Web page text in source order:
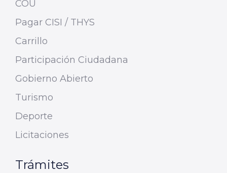
COU
Pagar CISI / THYS
Carrillo
Participación Ciudadana
Gobierno Abierto
Turismo
Deporte
Licitaciones
Trámites